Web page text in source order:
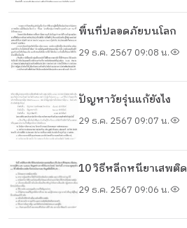
พื้นที่ปลอดภัยบนโลก
29 ธ.ค. 2567 09:08 น.
ปัญหาวัยรุ่นแก้ยังไง
29 ธ.ค. 2567 09:07 น.
10 วิธีหลีกหนียาเสพติด
29 ธ.ค. 2567 09:06 น.